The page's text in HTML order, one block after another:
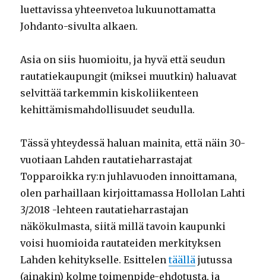
luettavissa yhteenvetoa lukuunottamatta
Johdanto-sivulta alkaen.
Asia on siis huomioitu, ja hyvä että seudun
rautatiekaupungit (miksei muutkin) haluavat
selvittää tarkemmin kiskoliikenteen
kehittämismahdollisuudet seudulla.
Tässä yhteydessä haluan mainita, että näin 30-
vuotiaan Lahden rautatieharrastajat
Topparoikka ry:n juhlavuoden innoittamana,
olen parhaillaan kirjoittamassa Hollolan Lahti
3/2018 -lehteen rautatieharrastajan
näkökulmasta, siitä millä tavoin kaupunki
voisi huomioida rautateiden merkityksen
Lahden kehitykselle. Esittelentäällä jutussa
(ainakin) kolme toimenpide-ehdotusta, ja